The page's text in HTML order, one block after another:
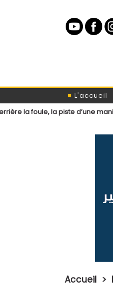
L'accueil
piste d’une manipulation
Accueil >